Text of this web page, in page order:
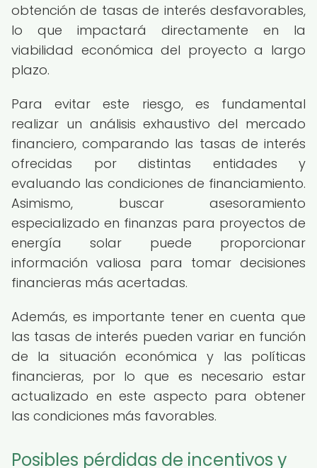
obtención de tasas de interés desfavorables,
lo que impactará directamente en la
viabilidad económica del proyecto a largo
plazo.
Para evitar este riesgo, es fundamental
realizar un análisis exhaustivo del mercado
financiero, comparando las tasas de interés
ofrecidas por distintas entidades y
evaluando las condiciones de financiamiento.
Asimismo, buscar asesoramiento
especializado en finanzas para proyectos de
energía solar puede proporcionar
información valiosa para tomar decisiones
financieras más acertadas.
Además, es importante tener en cuenta que
las tasas de interés pueden variar en función
de la situación económica y las políticas
financieras, por lo que es necesario estar
actualizado en este aspecto para obtener
las condiciones más favorables.
Posibles pérdidas de incentivos y